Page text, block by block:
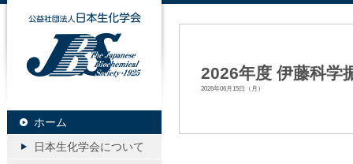
2026年度 伊藤科学
2026年06月15日（月）
公益社団法人日本生化学会
ホーム
日本生化学会について